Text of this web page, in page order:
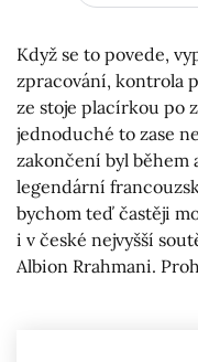
Když se to povede,
zpracování, kontrola
ze stoje placírkou po
jednoduché to zase
zakončení byl během
legendární
bychom teď častěji
i v české nejvyšší
Albion Rrahmani.